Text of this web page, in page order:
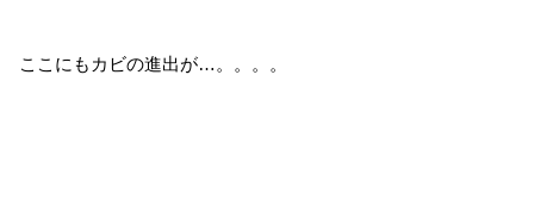
ここにもカビの進出が…。。。。